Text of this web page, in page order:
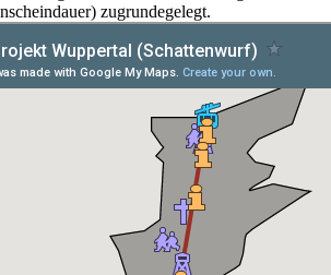
zugrundegelegt.